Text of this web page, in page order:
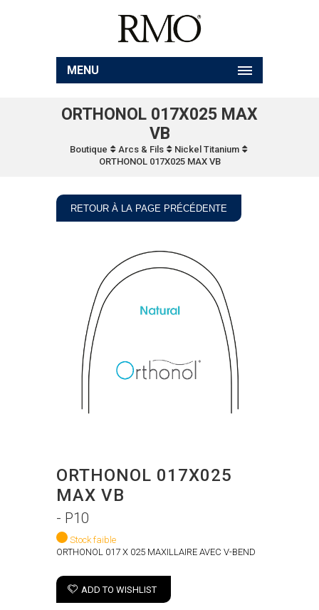
MENU
ORTHONOL 017X025 MAX
VB
Boutique Arcs & Fils
Nickel Titanium
ORTHONOL 017X025 MAX VB
RETOUR À LA PAGE PRÉCÉDENTE
ORTHONOL 017X025
MAX VB
- P10
Stock faible
ORTHONOL 017 X 025 MAXILLAIRE AVEC V-BEND
ADD TO WISHLIST